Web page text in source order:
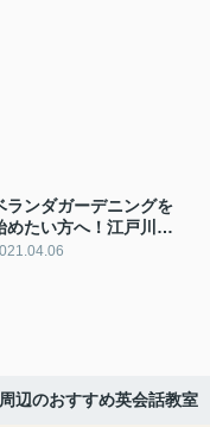
ランダガーデニングを
めたい方へ！江戸川区
岩のおすすめ花屋
辺のおすすめ英会話教室